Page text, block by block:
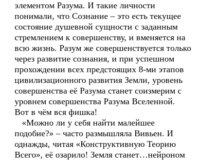
элементом Разума. И такие личности
понимали, что Сознание – это есть текущее
состояние душевной сущности с заданным
стремлением к совершенству, и вменяется на
всю жизнь. Разум же совершенствуется только
через развитие сознания, и при успешном
прохождении всех предстоящих 8-ми этапов
цивилизационного развития Земли, уровень
совершенства её Разума станет соизмерим с
уровнем совершенства Разума Вселенной.
Вот в чём вся фишка!
«Можно ли у себя найти малейшее
подобие?» – часто размышляла Вивьен. И
однажды, читая «Конструктивную Теорию
Всего», её озарило! Земля станет…нейроном